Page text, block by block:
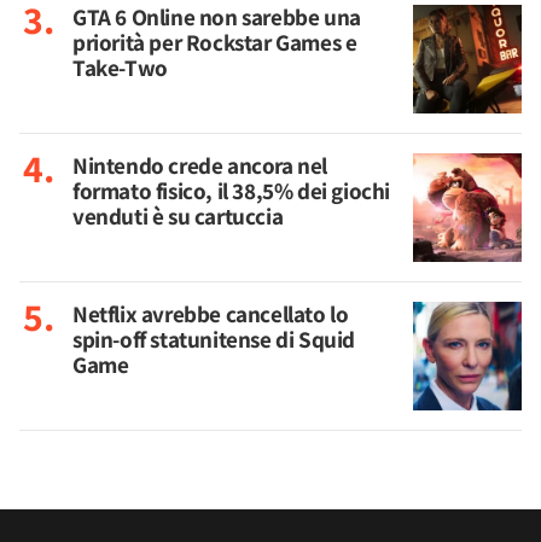
GTA 6 Online non sarebbe una
priorità per Rockstar Games e
Take-Two
Nintendo crede ancora nel
formato fisico, il 38,5% dei giochi
venduti è su cartuccia
Netflix avrebbe cancellato lo
spin-off statunitense di Squid
Game